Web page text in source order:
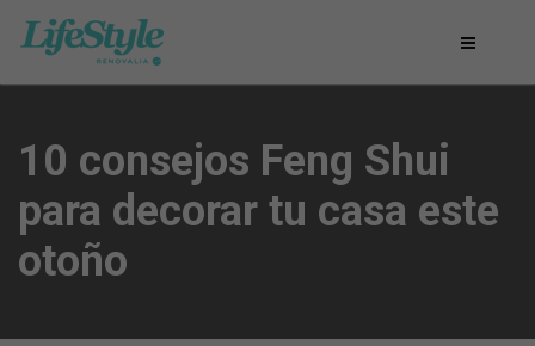
10 consejos Feng Shui
para decorar tu casa este
otoño